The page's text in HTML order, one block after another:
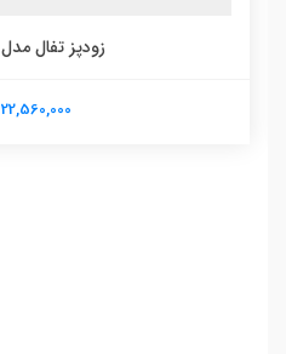
زودپز تفال مدل P4620768
22,560,000 تومان